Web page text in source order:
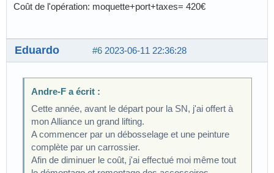
Coût de l'opération: moquette+port+taxes= 420€
#6 2023-06-11 22:36:28
Eduardo
Andre-F a écrit :
Cette année, avant le départ pour la SN, j'ai offert à
mon Alliance un grand lifting.
A commencer par un débosselage et une peinture
complète par un carrossier.
Afin de diminuer le coût, j'ai effectué moi même tout